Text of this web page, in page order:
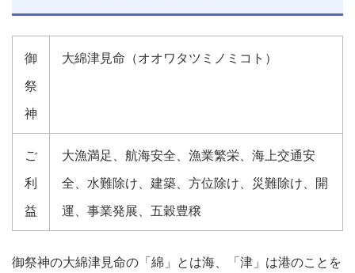
御
祭
神
大綿津見命（オオワタツミノミコト）
ご
利
益
大漁満足、航海安全、漁業繁栄、海上交通安
全、水難除け、建築、方位除け、災難除け、開
運、事業発展、五穀豊穣
御祭神の大綿津見命の「綿」とは海、「津」は港のことを